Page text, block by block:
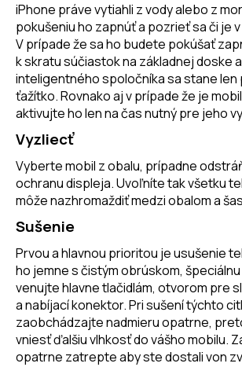
iPhone práve vytiahli z vody alebo z
pokušeniu ho zapnúť a pozrieť sa či je
V prípade že sa ho budete pokúšať
k skratu súčiastok na základnej doske
inteligentného spoločníka sa stane len
ťažítko. Rovnako aj v prípade že je
aktivujte ho len na čas nutný pre jeho
Vyzliecť
Vyberte mobil z obalu, prípadne
ochranu displeja. Uvoľníte tak všetku
môže nazhromaždiť medziobalom a
Sušenie
Prvou a hlavnou prioritou je usušenie
ho jemne s čistým obrúskom,
venujte hlavne tlačidlám, otvorom pre
a nabíjací konektor. Pri sušení týchto
zaobchádzajte nadmieru opatrne,
vniesť ďalšiu vlhkosť do vášho mobilu.
opatrne zatrepte aby ste dostali von